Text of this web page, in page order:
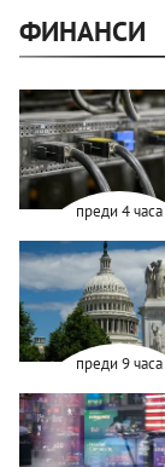
ФИНАНСИ
преди 4 часа
преди 9 часа